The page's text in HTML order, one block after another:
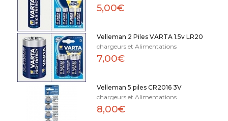
5,00€
Velleman 2 Piles VARTA 1.5v LR20
chargeurs et Alimentations
7,00€
Velleman 5 piles CR2016 3V
chargeurs et Alimentations
8,00€